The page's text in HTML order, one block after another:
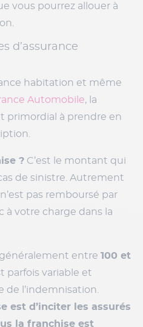
vous pourrez allouer à
d’assurance
habitation et même
Automobile, la
primordial à prendre en
? C’est le montant qui
de sinistre. Autrement
pas remboursé par
à votre charge dans la
entre 100 et
parfois variable et
de l’indemnisation.
est d’inciter les assurés
la franchise est